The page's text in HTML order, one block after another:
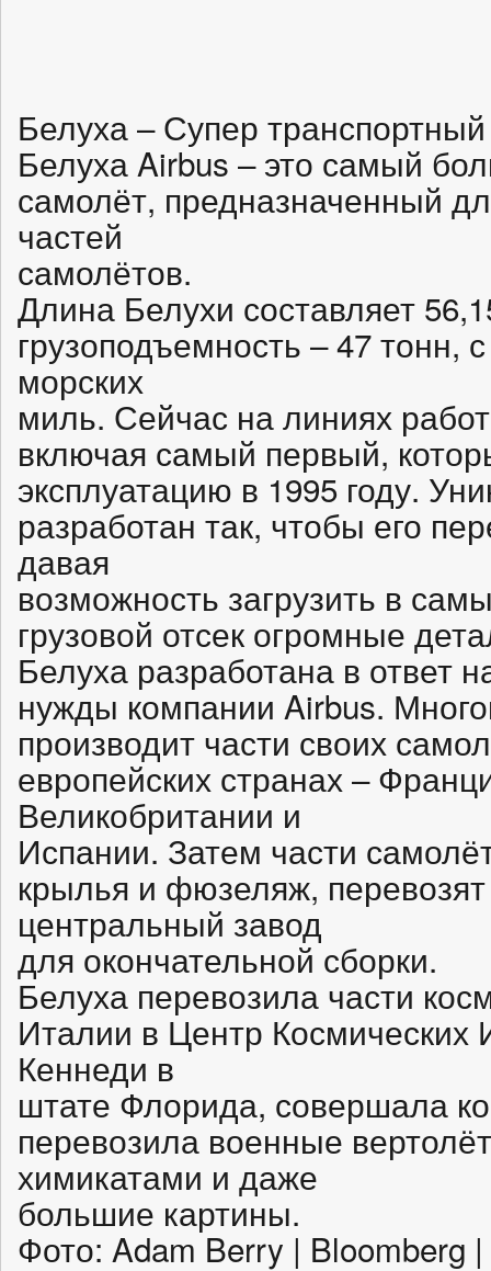
Белуха – Супер
Белуха Airbus – это самый
самолёт, предназначенный
частей
самолётов.
Длина Белухи составляет
грузоподъемность – 47 тонн,
морских
миль. Сейчас на линиях
включая самый первый,
эксплуатацию в 1995 году.
разработан так, чтобы его
давая
возможность загрузить в
грузовой отсек огромные
Белуха разработана в ответ
нужды компании Airbus.
производит части своих
европейских странах –
Великобритании и
Испании. Затем части
крылья и фюзеляж,
центральный завод
для окончательной сборки.
Белуха перевозила части
Италии в Центр Космических
Кеннеди в
штате Флорида, совершала
перевозила военные
химикатами и даже
большие картины.
Фото: Adam Berry | Bloomberg